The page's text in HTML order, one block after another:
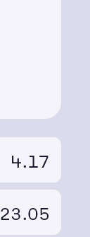
4.17
23.05